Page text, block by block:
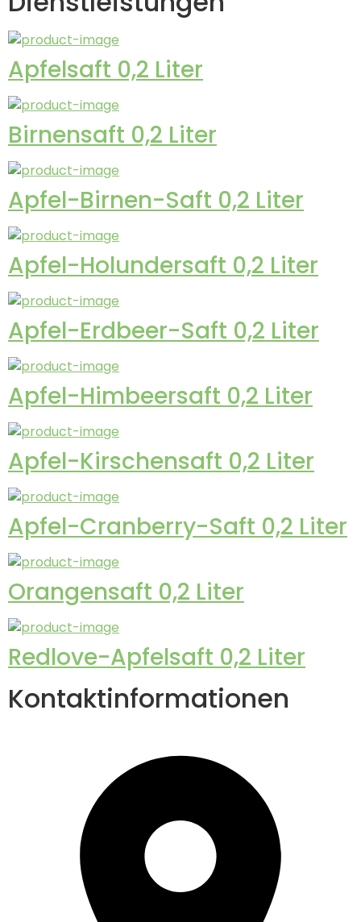
Apfelsaft 0,2 Liter
Birnensaft 0,2 Liter
Apfel-Birnen-Saft 0,2 Liter
Apfel-Holundersaft 0,2 Liter
Apfel-Erdbeer-Saft 0,2 Liter
Apfel-Himbeersaft 0,2 Liter
Apfel-Kirschensaft 0,2 Liter
Apfel-Cranberry-Saft 0,2 Liter
Orangensaft 0,2 Liter
Redlove-Apfelsaft 0,2 Liter
Kontaktinformationen